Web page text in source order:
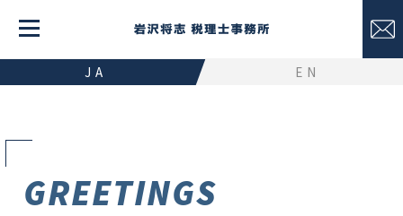
JA EN
GREETINGS